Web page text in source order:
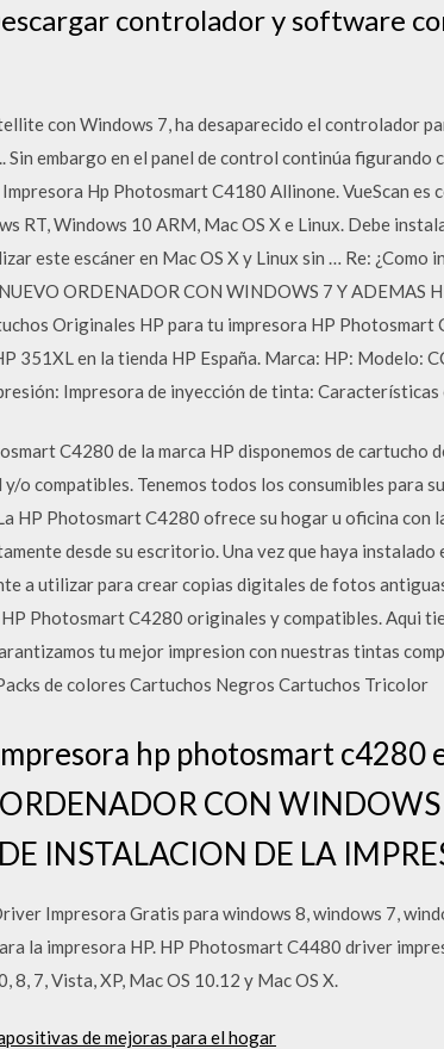
controlador y software
con Windows 7, ha desaparecido el controlador
Sin embargo en el panel de control continúa
Hp Photosmart C4180 Allinone. VueScan es
RT, Windows 10 ARM, Mac OS X e Linux. Debe
este escáner en Mac OS X y Linux sin … Re:
ORDENADOR CON WINDOWS 7 Y ADEMAS
Originales HP para tu impresora HP
351XL en la tienda HP España. Marca: HP: Modelo:
Impresora de inyección de tinta: Características
C4280 de la marca HP disponemos de cartucho
o compatibles. Tenemos todos los consumibles para
HP Photosmart C4280 ofrece su hogar u oficina con
desde su escritorio. Una vez que haya
a utilizar para crear copias digitales de fotos
Photosmart C4280 originales y compatibles. Aqui
tu mejor impresion con nuestras tintas
de colores Cartuchos Negros Cartuchos Tricolor
hp photosmart
CON WINDOWS
INSTALACION DE LA
Impresora Gratis para windows 8, windows 7,
la impresora HP. HP Photosmart C4480 driver
7, Vista, XP, Mac OS 10.12 y Mac OS X.
de mejoras para el hogar